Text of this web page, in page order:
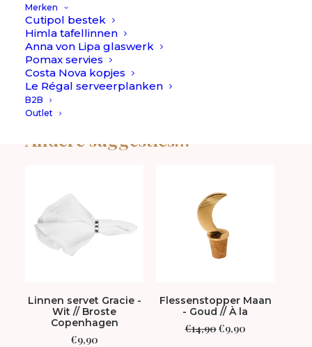
Merken
Cutipol bestek
Himla tafellinnen
Anna von Lipa glaswerk
Pomax servies
Costa Nova kopjes
Le Régal serveerplanken
B2B
Outlet
Flesje erbij en klaar! en… Je bestelling wordt altijd
prachtig ingepakt om zo weg te geven, handig!
Love it!
Andere suggesties…
Linnen servet Gracie -
Wit // Broste
Copenhagen
€9,90
Flessenstopper Maan
- Goud // À la
€14,90Oorspronkelijke
€9,90Huidige